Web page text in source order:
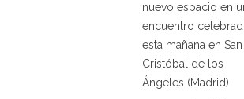
nuevo espacio en
encuentro
esta mañana en San
Cristóbal de los
Ángeles (Madrid)